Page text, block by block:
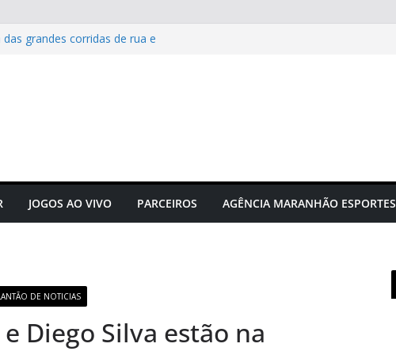
grandes corridas de rua e
times para o
novembro
futebol maranhense
JOGOS AO VIVO PARCEIROS AGÊNCIA MARANHÃO ESPORTES
DE NOTICIAS
Diego Silva estão na